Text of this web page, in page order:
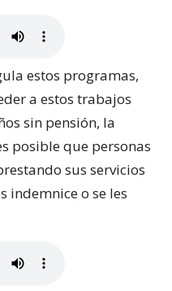
estos programas,
a estos trabajos
sin pensión, la
posible que personas
sus servicios
indemnice o se les